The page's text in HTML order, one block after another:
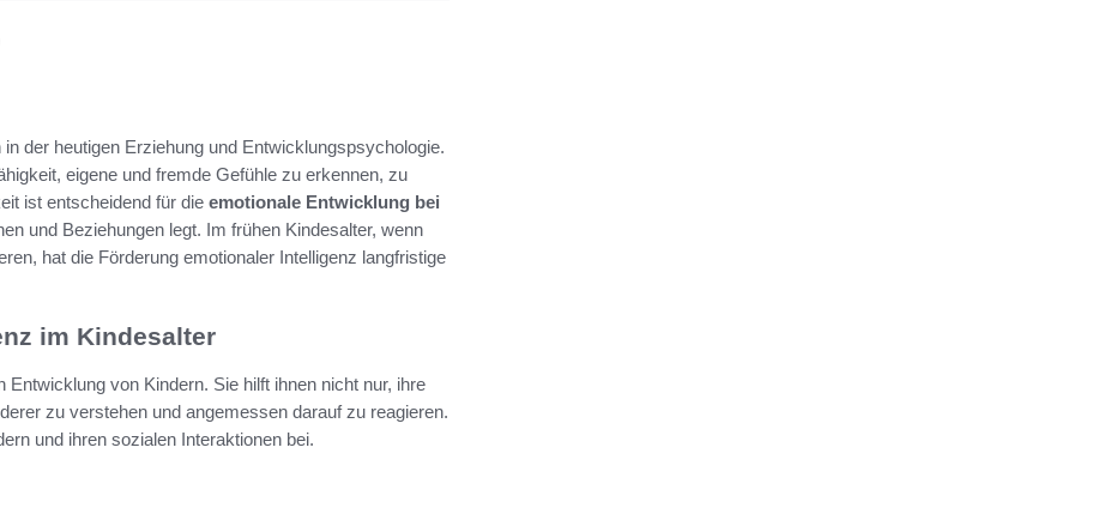
der heutigen Erziehung und Entwicklungspsychologie.
eigene und fremde Gefühle zu erkennen, zu
ist entscheidend für die emotionale Entwicklung bei
und Beziehungen legt. Im frühen Kindesalter, wenn
hat die Förderung emotionaler Intelligenz langfristige
im Kindesalter
von Kindern. Sie hilft ihnen nicht nur, ihre
zu verstehen und angemessen darauf zu reagieren.
und ihren sozialen Interaktionen bei.